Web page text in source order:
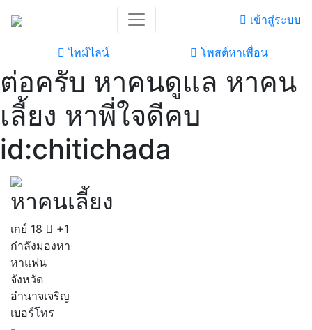
เข้าสู่ระบบ
ไทม์ไลน์ โพสต์หาเพื่อน
ต่อครับ หาคนดูแล หาคน
เลี้ยง หาพี่ใจดีคบ
id:chitichada
หาคนเลี้ยง
เกย์ 18
+1
กำลังมองหา
หาแฟน
จังหวัด
อำนาจเจริญ
เบอร์โทร